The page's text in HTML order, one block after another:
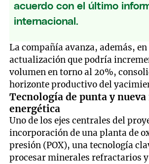
acuerdo con el último
internacional.
La compañía avanza, además, en
actualización que podría
volumen en torno al 20%,
horizonte productivo del
Tecnología de punta y
energética
Uno de los ejes centrales del
incorporación de una planta de
presión (POX), una tecnología
procesar minerales refractarios